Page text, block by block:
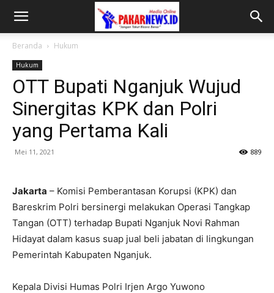
Beranda Hukum
Hukum
OTT Bupati Nganjuk Wujud
Sinergitas KPK dan Polri
yang Pertama Kali
Mei 11, 2021 889
Jakarta – Komisi Pemberantasan Korupsi (KPK) dan
Bareskrim Polri bersinergi melakukan Operasi Tangkap
Tangan (OTT) terhadap Bupati Nganjuk Novi Rahman
Hidayat dalam kasus suap jual beli jabatan di lingkungan
Pemerintah Kabupaten Nganjuk.
Kepala Divisi Humas Polri Irjen Argo Yuwono